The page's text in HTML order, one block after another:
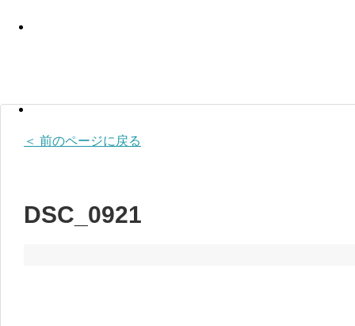
＜ 前のページに戻る
DSC_0921